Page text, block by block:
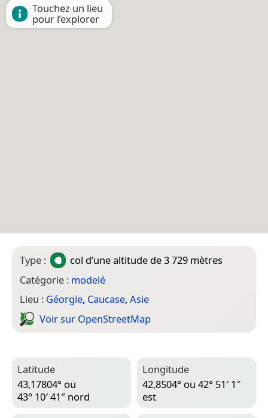
Touchez un lieu
pour l’explorer
Type : col d’une altitude de 3 729 mètres
Catégorie : modelé
Lieu : Géorgie, Caucase, Asie
Voir sur Open­Street­Map
Latitude
43,17804° ou
43° 10′ 41″ nord
Longitude
42,8504° ou 42° 51′ 1″
est